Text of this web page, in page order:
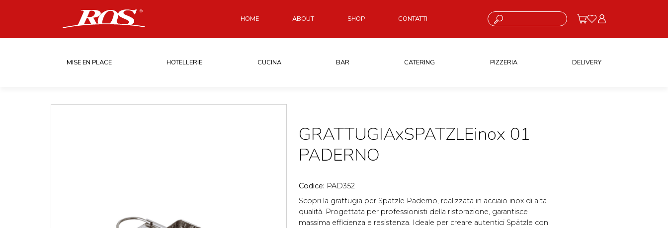
HOME ABOUT SHOP CONTATTI Cosa stai cercando?
MISE EN PLACE HOTELLERIE CUCINA BAR CATERING PIZZERIA DELIVERY
GRATTUGIAxSPATZLEinox 01
PADERNO
Codice: PAD352
Scopri la grattugia per Spätzle Paderno, realizzata in acciaio inox di alta
qualità. Progettata per professionisti della ristorazione, garantisce
massima efficienza e resistenza. Ideale per creare autentici Spätzle con